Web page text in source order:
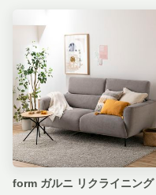
form ガルニ リクライニング